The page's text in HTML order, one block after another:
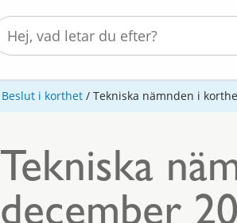
Beslut i korthet / Tekniska nämnden i
Tekniska